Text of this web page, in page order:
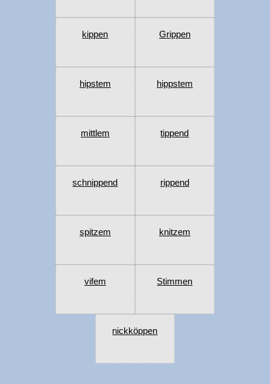
kippen Grippen
hipstem hippstem
mittlem tippend
schnippend rippend
spitzem knitzem
vifem Stimmen
nickköppen